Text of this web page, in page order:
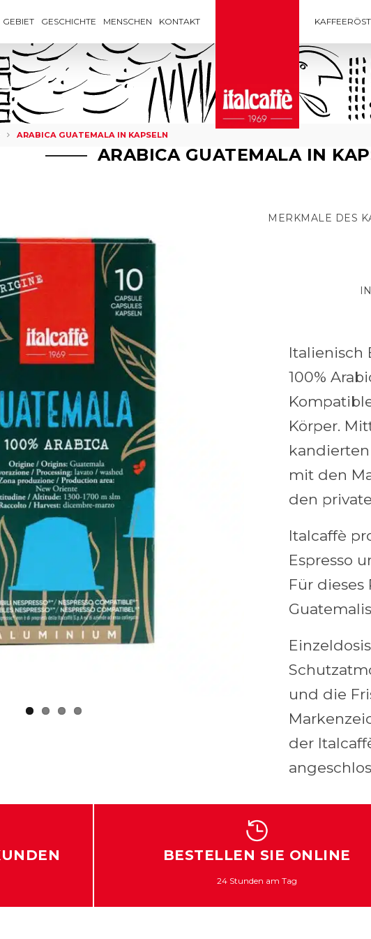
GEBIET GESCHICHTE MENSCHEN KONTAKT
ARABICA GUATEMALA IN KAPSELN
ARABICA GUATEMALA IN
MERKMALE DES
Italienisch
100%
Körper.
mit den
den
Italcaffè
Espresso
Für
und die
der
BESTELLEN SIE ONLINE
24 Stunden am Tag